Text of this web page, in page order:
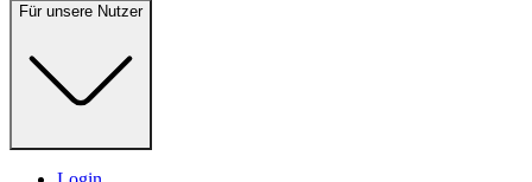
Für unsere Nutzer